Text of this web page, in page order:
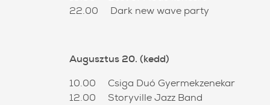
22.00 Dark new wave party
Augusztus 20. (kedd)
10.00 Csiga Duó Gyermekzenekar
12.00 Storyville Jazz Band